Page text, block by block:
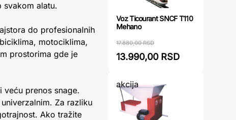
svakom alatu.
do profesionalnih
motociklima,
prostorima gde je
prenos snage.
Za razliku
Ako tražite
Voz Ticourant SNCF T110
Mehano
17.880,00 RSD
13.990,00 RSD
akcija